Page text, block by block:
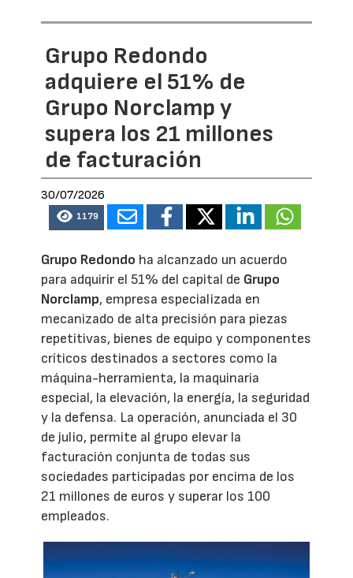
Grupo Redondo
adquiere el 51% de
Grupo Norclamp y
supera los 21 millones
de facturación
30/07/2026
1179
Grupo Redondo ha alcanzado un acuerdo
para adquirir el 51% del capital de Grupo
Norclamp, empresa especializada en
mecanizado de alta precisión para piezas
repetitivas, bienes de equipo y componentes
críticos destinados a sectores como la
máquina-herramienta, la maquinaria
especial, la elevación, la energía, la seguridad
y la defensa. La operación, anunciada el 30
de julio, permite al grupo elevar la
facturación conjunta de todas sus
sociedades participadas por encima de los
21 millones de euros y superar los 100
empleados.